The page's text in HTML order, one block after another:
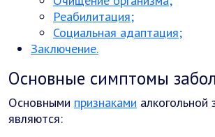
Реабилитация;
Социальная адаптация;
Заключение.
Основные симптомы
Основными признаками алкогольной
являются: